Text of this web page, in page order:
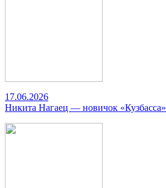
17.06.2026
Никита Нагаец — новичок «Кузбасса»